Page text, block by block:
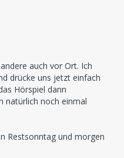
auch vor Ort. Ich
drücke uns jetzt einfach
Hörspiel dann
natürlich noch einmal
Restsonntag und morgen